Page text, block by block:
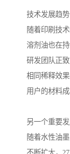
技术发展趋势
随着印刷技
溶剂油也在持
研发团队正
相同稀释效
用户的材料
另一个重要
随着水性油
不断扩大，